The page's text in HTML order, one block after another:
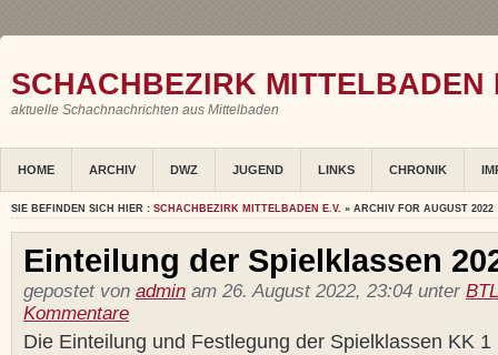
SCHACHBEZIRK MITTELBADEN
aktuelle Schachnachrichten aus Mittelbaden
HOME ARCHIV DWZ JUGEND LINKS CHRONIK
SIE BEFINDEN SICH HIER : SCHACHBEZIRK MITTELBADEN E.V. » ARCHIV FOR AUGUST 2022
Einteilung der Spielklassen
gepostet von admin am 26. August 2022, 23:04 unter
Kommentare
Die Einteilung und Festlegung der Spielklassen KK